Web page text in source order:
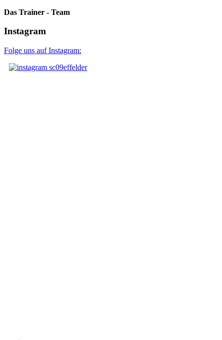
Das Trainer - Team
Instagram
Folge uns auf Instagram: